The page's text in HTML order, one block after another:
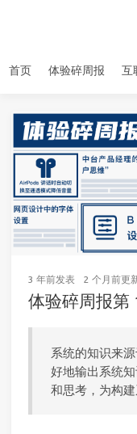
首页 体验碎周报 互
3 年前发表 2 个月前更
体验碎周报第
系统的知识来
好地输出系统
和思考，为构建